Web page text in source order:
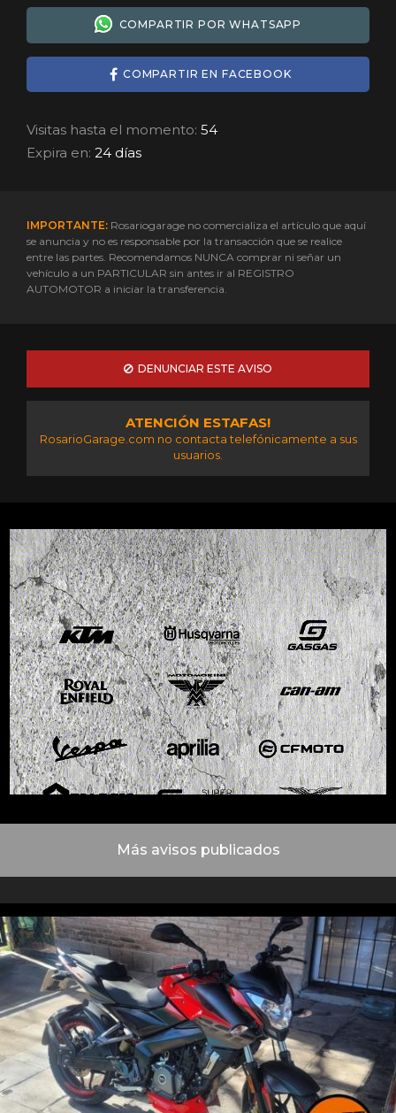
COMPARTIR POR WHATSAPP
COMPARTIR EN FACEBOOK
Visitas hasta el momento: 54
Expira en: 24 días
IMPORTANTE: Rosariogarage no comercializa el artículo que aquí
se anuncia y no es responsable por la transacción que se realice
entre las partes. Recomendamos NUNCA comprar ni señar un
vehículo a un PARTICULAR sin antes ir al REGISTRO
AUTOMOTOR a iniciar la transferencia.
DENUNCIAR ESTE AVISO
ATENCIÓN ESTAFAS!
RosarioGarage.com no contacta telefónicamente a sus
usuarios.
Más avisos publicados